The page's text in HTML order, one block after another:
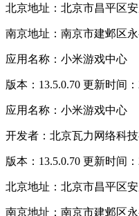
北京地址：北京市昌平区
南京地址：南京市建邺区
应用名称：小米游戏中心
版本：13.5.0.70 更新时间
应用名称：小米游戏中心
开发者：北京瓦力网络科
版本：13.5.0.70 更新时间
北京地址：北京市昌平区
南京地址：南京市建邺区